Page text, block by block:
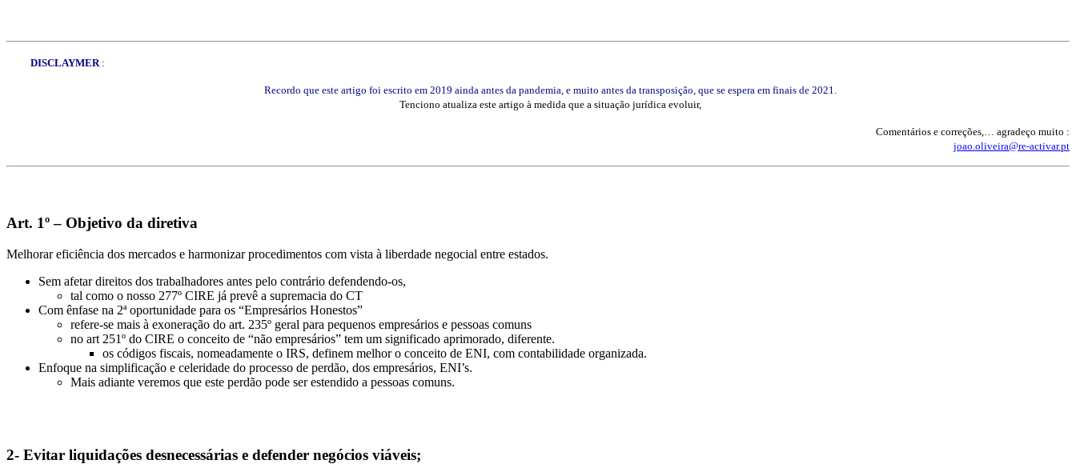
DISCLAYMER :
Recordo que este artigo foi escrito em 2019 ainda antes da pandemia, e muito antes da transposição, que se espera em finais de 2021.
Tenciono atualiza este artigo à medida que a situação jurídica evoluir,
Comentários e correções,… agradeço muito :
joao.oliveira@re-activar.pt
Art. 1º – Objetivo da diretiva
Melhorar eficiência dos mercados e harmonizar procedimentos com vista à liberdade negocial entre estados.
Sem afetar direitos dos trabalhadores antes pelo contrário defendendo-os,
tal como o nosso 277º CIRE já prevê a supremacia do CT
Com ênfase na 2ª oportunidade para os “Empresários Honestos”
refere-se mais à exoneração do art. 235º geral para pequenos empresários e pessoas comuns
no art 251º do CIRE o conceito de “não empresários” tem um significado aprimorado, diferente.
os códigos fiscais, nomeadamente o IRS, definem melhor o conceito de ENI, com contabilidade organizada.
Enfoque na simplificação e celeridade do processo de perdão, dos empresários, ENI’s.
Mais adiante veremos que este perdão pode ser estendido a pessoas comuns.
2- Evitar liquidações desnecessárias e defender negócios viáveis;